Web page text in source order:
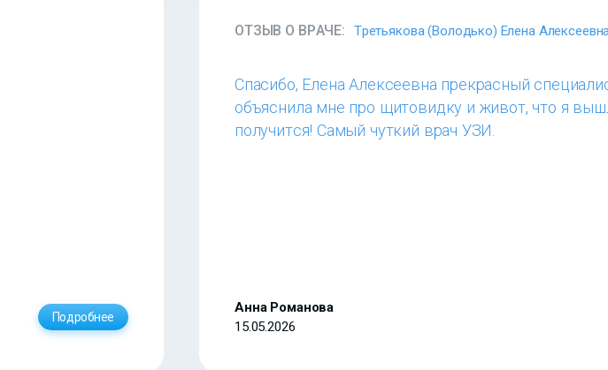
Подробнее
ОТЗЫВ О ВРАЧЕ: Третьякова (Володько) Елена
Спасибо, Елена Алексеевна прекрасный
объяснила мне про щитовидку и живот, что я
получится! Самый чуткий врач УЗИ.
Анна Романова
15.05.2026